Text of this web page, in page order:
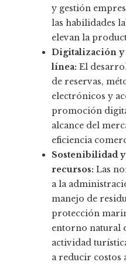
y gestión
las habilidades
elevan la
Digitalización y
línea: El
de reservas,
electrónicos y
promoción
alcance del
eficiencia
Sostenibilidad
recursos: Las
a la
manejo de
protección
entorno natural
actividad
a reducir costos